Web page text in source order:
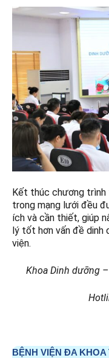
Kết thúc chương trình
trong mạng lưới đều
ích và cần thiết, giúp
lý tốt hơn vấn đề dinh
viện.
Khoa Dinh dưỡng
BỆNH VIỆN ĐA KHOA